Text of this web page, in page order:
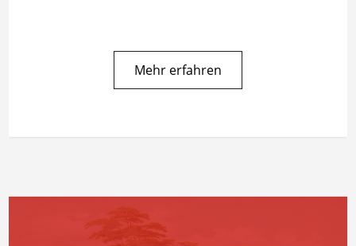
Mehr erfahren